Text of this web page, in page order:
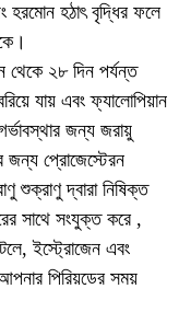
হরমোন হঠাৎ বৃদ্ধির ফলে
থেকে ২৮ দিন পর্যন্ত
যায় এবং ফ্যালোপিয়ান
জন্য জরায়ু
প্রোজেস্টেরন
শুক্রাণু দ্বারা নিষিক্ত
সাথে সংযুক্ত করে ,
ইস্ট্রোজেন এবং
পিরিয়ডের সময়